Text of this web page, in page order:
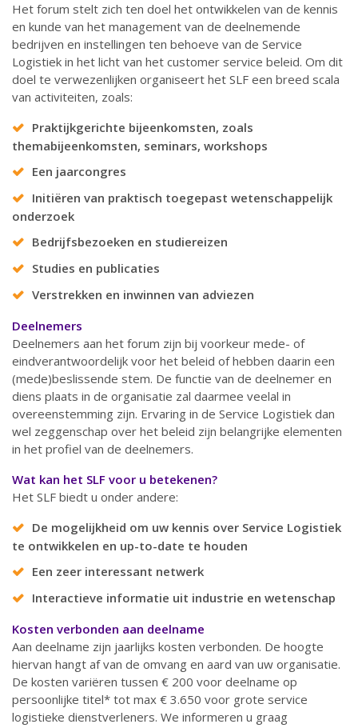
Het forum stelt zich ten doel het ontwikkelen van de kennis
en kunde van het management van de deelnemende
bedrijven en instellingen ten behoeve van de Service
Logistiek in het licht van het customer service beleid. Om dit
doel te verwezenlijken organiseert het SLF een breed scala
van activiteiten, zoals:
Praktijkgerichte bijeenkomsten, zoals
themabijeenkomsten, seminars, workshops
Een jaarcongres
Initiëren van praktisch toegepast wetenschappelijk
onderzoek
Bedrijfsbezoeken en studiereizen
Studies en publicaties
Verstrekken en inwinnen van adviezen
Deelnemers
Deelnemers aan het forum zijn bij voorkeur mede- of
eindverantwoordelijk voor het beleid of hebben daarin een
(mede)beslissende stem. De functie van de deelnemer en
diens plaats in de organisatie zal daarmee veelal in
overeenstemming zijn. Ervaring in de Service Logistiek dan
wel zeggenschap over het beleid zijn belangrijke elementen
in het profiel van de deelnemers.
Wat kan het SLF voor u betekenen?
Het SLF biedt u onder andere:
De mogelijkheid om uw kennis over Service Logistiek
te ontwikkelen en up-to-date te houden
Een zeer interessant netwerk
Interactieve informatie uit industrie en wetenschap
Kosten verbonden aan deelname
Aan deelname zijn jaarlijks kosten verbonden. De hoogte
hiervan hangt af van de omvang en aard van uw organisatie.
De kosten variëren tussen € 200 voor deelname op
persoonlijke titel* tot max € 3.650 voor grote service
logistieke dienstverleners. We informeren u graag